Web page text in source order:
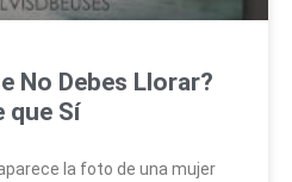
No Debes Llorar?
que Sí
la foto de una mujer